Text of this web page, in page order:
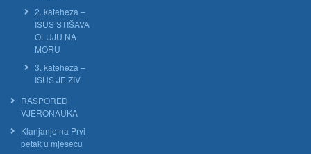
2. kateheza –
ISUS STIŠAVA
OLUJU NA
MORU
3. kateheza –
ISUS JE ŽIV
RASPORED
VJERONAUKA
Klanjanje na Prvi
petak u mjesecu